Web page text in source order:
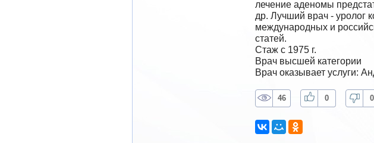
лечение аденомы
др. Лучший врач - уролог
международных и
статей.
Стаж с 1975 г.
Врач высшей категории
Врач оказывает услуги:
46 0 0